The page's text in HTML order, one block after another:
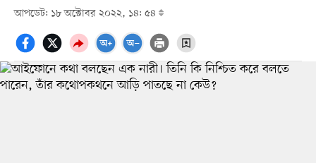
আপডেট: ১৮ অক্টোবর ২০২২, ১৪: ৫৪